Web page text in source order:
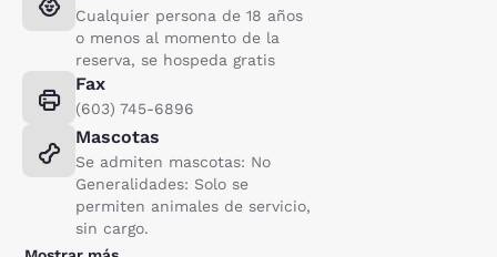
Cualquier persona de 18 años
o menos al momento de la
reserva, se hospeda gratis
Fax
(603) 745-6896
Mascotas
Se admiten mascotas: No
Generalidades: Solo se
permiten animales de servicio,
sin cargo.